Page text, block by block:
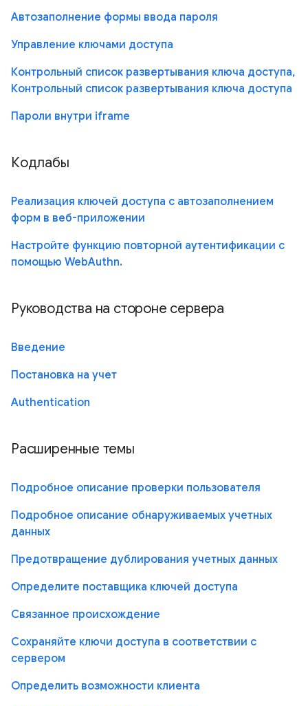
Автозаполнение формы ввода пароля
Управление ключами доступа
Контрольный список развертывания ключа доступа,
Контрольный список развертывания ключа доступа
Пароли внутри iframe
Кодлабы
Реализация ключей доступа с автозаполнением
форм в веб-приложении
Настройте функцию повторной аутентификации с
помощью WebAuthn.
Руководства на стороне сервера
Введение
Постановка на учет
Authentication
Расширенные темы
Подробное описание проверки пользователя
Подробное описание обнаруживаемых учетных
данных
Предотвращение дублирования учетных данных
Определите поставщика ключей доступа
Связанное происхождение
Сохраняйте ключи доступа в соответствии с
сервером
Определить возможности клиента